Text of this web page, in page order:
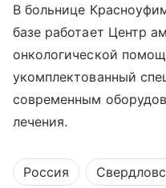
В больнице
базе работает Центр
онкологической
укомплектованный
современным
лечения.
Россия